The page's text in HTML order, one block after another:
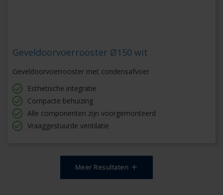
Geveldoorvoerrooster Ø150 wit
Geveldoorvoerrooster met condensafvoer
Esthetische integratie
Compacte behuizing
Alle componenten zijn voorgemonteerd
Vraaggestuurde ventilatie
Meer Resultaten